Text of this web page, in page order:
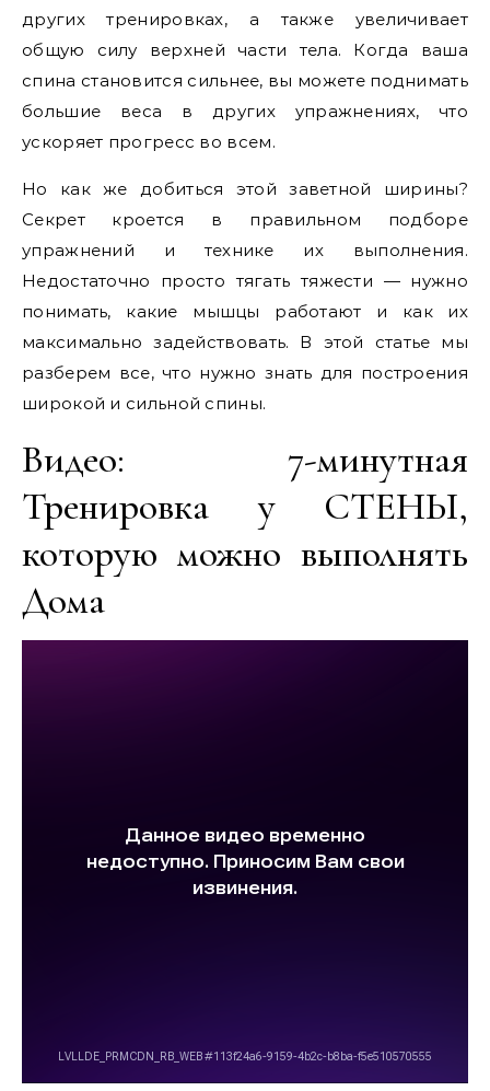
других тренировках, а также увеличивает
общую силу верхней части тела. Когда ваша
спина становится сильнее, вы можете поднимать
большие веса в других упражнениях, что
ускоряет прогресс во всем.
Но как же добиться этой заветной ширины?
Секрет кроется в правильном подборе
упражнений и технике их выполнения.
Недостаточно просто тягать тяжести — нужно
понимать, какие мышцы работают и как их
максимально задействовать. В этой статье мы
разберем все, что нужно знать для построения
широкой и сильной спины.
Видео: 7-минутная
Тренировка у СТЕНЫ,
которую можно выполнять
Дома